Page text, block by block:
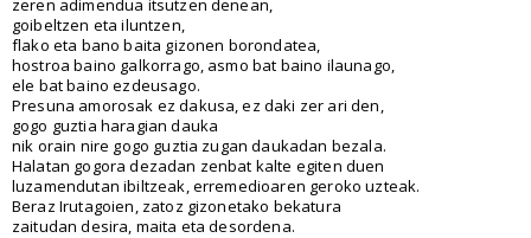
zeren adimendua itsutzen denean,
goibeltzen eta iluntzen,
flako eta bano baita gizonen borondatea,
hostroa baino galkorrago, asmo bat baino ilaunago,
ele bat baino ezdeusago.
Presuna amorosak ez dakusa, ez daki zer ari den,
gogo guztia haragian dauka
nik orain nire gogo guztia zugan daukadan bezala.
Halatan gogora dezadan zenbat kalte egiten duen
luzamendutan ibiltzeak, erremedioaren geroko uzteak.
Beraz Irutagoien, zatoz gizonetako bekatura
zaitudan desira, maita eta desordena.